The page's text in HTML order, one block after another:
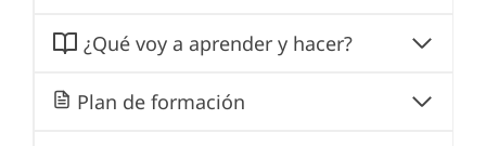
¿Qué voy a aprender y hacer?
Plan de formación